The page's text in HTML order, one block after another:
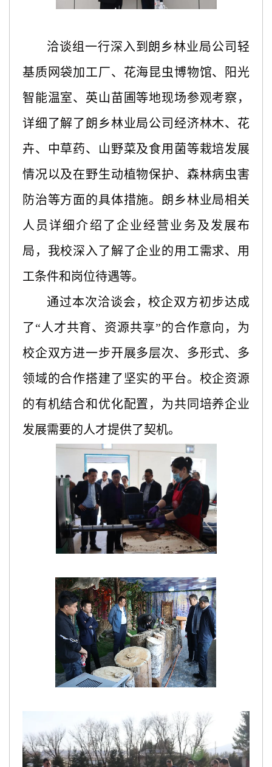
洽谈组一行深入到朗乡林业局公司轻
基质网袋加工厂、花海昆虫博物馆、阳光
智能温室、英山苗圃等地现场参观考察，
详细了解了朗乡林业局公司经济林木、花
卉、中草药、山野菜及食用菌等栽培发展
情况以及在野生动植物保护、森林病虫害
防治等方面的具体措施。朗乡林业局相关
人员详细介绍了企业经营业务及发展布
局，我校深入了解了企业的用工需求、用
工条件和岗位待遇等。
通过本次洽谈会，校企双方初步达成
了“人才共育、资源共享”的合作意向，为
校企双方进一步开展多层次、多形式、多
领域的合作搭建了坚实的平台。校企资源
的有机结合和优化配置，为共同培养企业
发展需要的人才提供了契机。